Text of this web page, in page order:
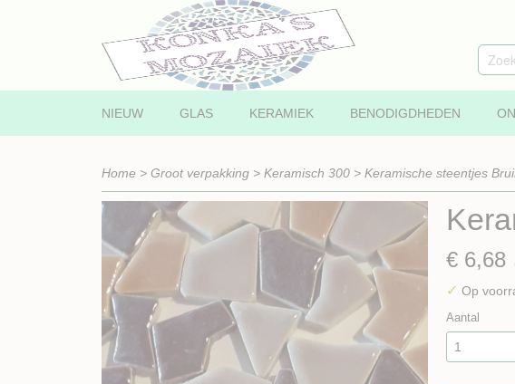
NIEUW GLAS KERAMIEK BENODIGDHEDEN
Home > Groot verpakking > Keramisch 300 > Keramische steentjes
€ 6,68
✓ Op
Aantal